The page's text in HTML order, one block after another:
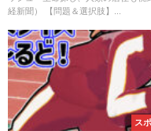
経新聞） 【問題＆選択肢】...
ス